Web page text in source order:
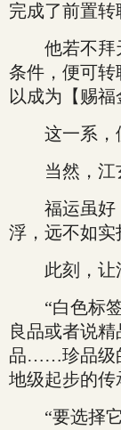
完成了前置
他若不拜天
条件，便可
以成为【赐福
这一系，便
当然，江玄
福运虽好，
浮，远不如实
此刻，让江
“白色标签
良品或者说
品……珍品级
地级起步的传
“要选择它